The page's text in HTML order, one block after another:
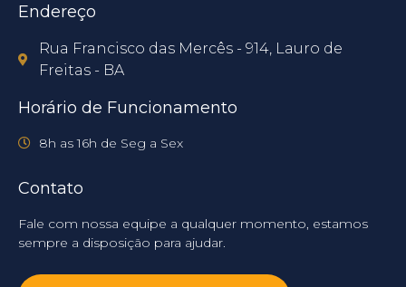
Endereço
Rua Francisco das Mercês - 914, Lauro de
Freitas - BA
Horário de Funcionamento
8h as 16h de Seg a Sex
Contato
Fale com nossa equipe a qualquer momento, estamos
sempre a disposição para ajudar.